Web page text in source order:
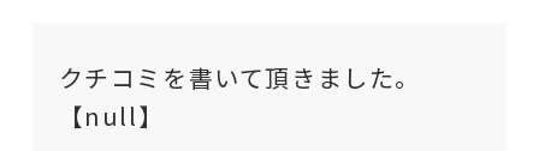
クチコミを書いて頂きました。
【null】